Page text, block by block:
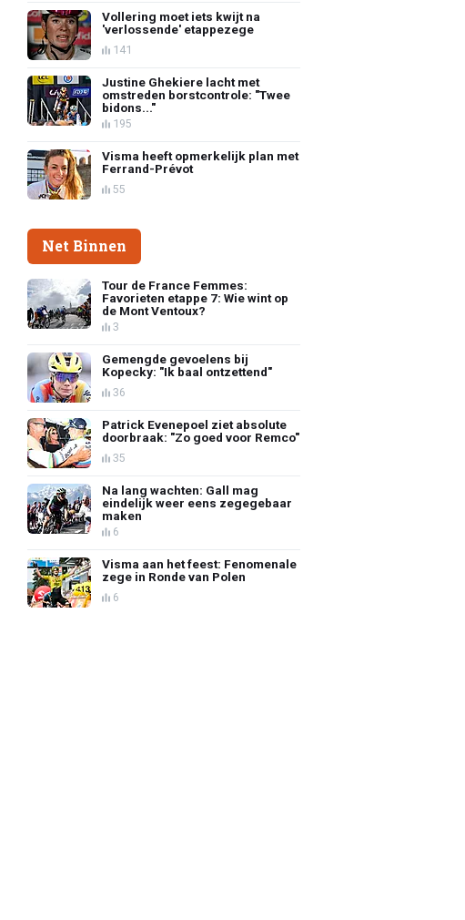
Vollering moet iets kwijt na
'verlossende' etappezege
141
Justine Ghekiere lacht met
omstreden borstcontrole: "Twee
bidons..."
195
Visma heeft opmerkelijk plan met
Ferrand-Prévot
55
Net Binnen
Tour de France Femmes:
Favorieten etappe 7: Wie wint op
de Mont Ventoux?
3
Gemengde gevoelens bij
Kopecky: "Ik baal ontzettend"
36
Patrick Evenepoel ziet absolute
doorbraak: "Zo goed voor Remco"
35
Na lang wachten: Gall mag
eindelijk weer eens zegegebaar
maken
6
Visma aan het feest: Fenomenale
zege in Ronde van Polen
6